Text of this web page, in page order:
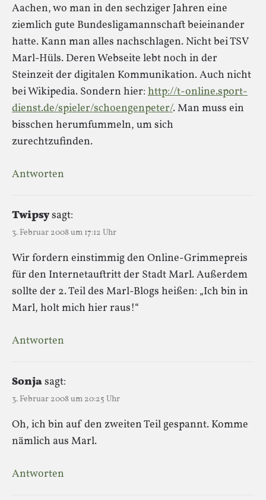
Aachen, wo man in den sechziger Jahren eine
ziemlich gute Bundesligamannschaft beieinander
hatte. Kann man alles nachschlagen. Nicht bei TSV
Marl-Hüls. Deren Webseite lebt noch in der
Steinzeit der digitalen Kommunikation. Auch nicht
bei Wikipedia. Sondern hier: http://t-online.sport-
dienst.de/spieler/schoengenpeter/. Man muss ein
bisschen herumfummeln, um sich
zurechtzufinden.
Antworten
Twipsysagt:
3. Februar 2008 um 17:12 Uhr
Wir fordern einstimmig den Online-Grimmepreis
für den Internetauftritt der Stadt Marl. Außerdem
sollte der 2. Teil des Marl-Blogs heißen: „Ich bin in
Marl, holt mich hier raus!“
Antworten
Sonjasagt:
3. Februar 2008 um 20:25 Uhr
Oh, ich bin auf den zweiten Teil gespannt. Komme
nämlich aus Marl.
Antworten